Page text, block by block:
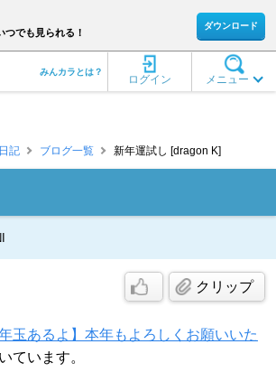
つでも見られる！
ダウンロード
メニュー
ログイン
みんカラとは？
日記 ブログ一覧 新年運試し [dragon K]
クリップ
年玉あるよ】本年もよろしくお願いいた
ています。